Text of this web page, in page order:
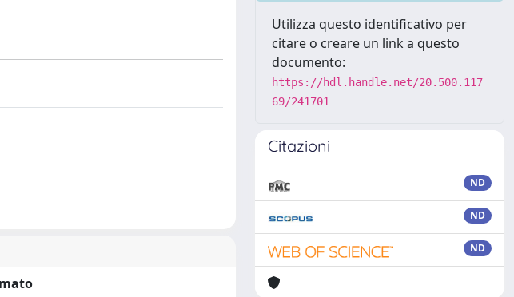
Utilizza questo identificativo per
citare o creare un link a questo
documento:
https://hdl.handle.net/20.500.117
69/241701
Citazioni
ND
ND
ND